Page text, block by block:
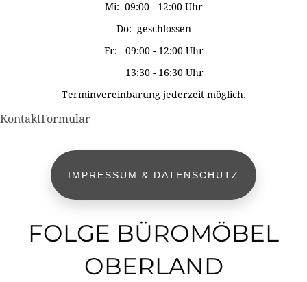
Mi: 09:00 - 12:00 Uhr
Do: geschlossen
Fr: 09:00 - 12:00 Uhr
13:30 - 16:30 Uhr
Terminvereinbarung jederzeit möglich.
KontaktFormular
IMPRESSUM & DATENSCHUTZ
FOLGE BÜROMÖBEL
OBERLAND